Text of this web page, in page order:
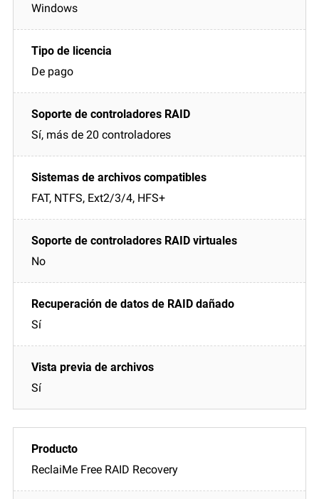
Windows
De pago
Sí, más de 20 controladores
FAT, NTFS, Ext2/3/4, HFS+
No
Sí
Sí
ReclaiMe Free RAID Recovery